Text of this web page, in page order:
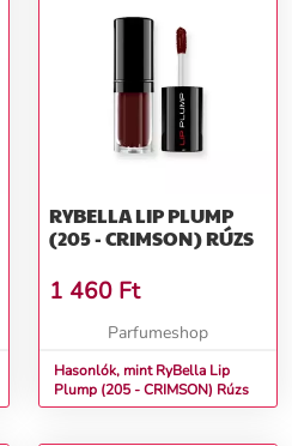
RYBELLA LIP PLUMP
(205 - CRIMSON) RÚZS
1 460 Ft
Parfumeshop
Hasonlók, mint RyBella Lip
Plump (205 - CRIMSON) Rúzs